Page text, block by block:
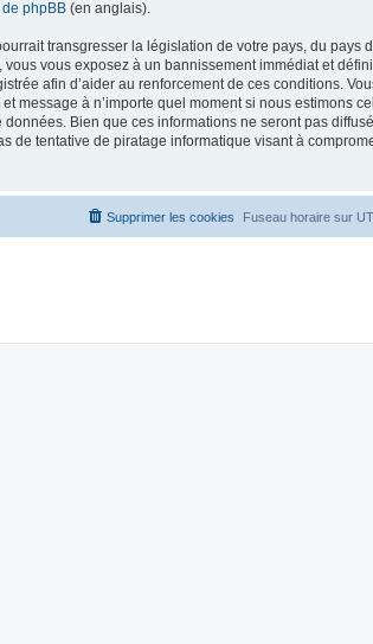
phpBB (en anglais).
transgresser la législation de votre pays, du pays
vous exposez à un bannissement immédiat et
afin d’aider au renforcement de ces conditions.
message à n’importe quel moment si nous estimons
Bien que ces informations ne seront pas
de tentative de piratage informatique visant à
Fuseau horaire sur
Supprimer les cookies